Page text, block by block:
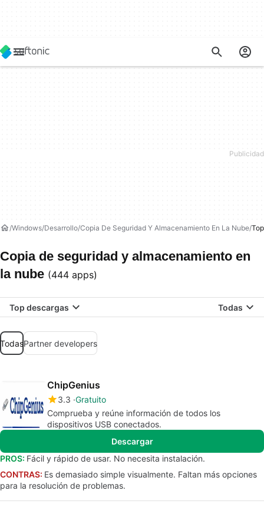
Windows Desarrollo Copia De Seguridad Y Almacenamiento En La Nube
Copia de seguridad y almacenamiento en
la nube (444 apps)
Top descargas Todas
TodasPartner developers
ChipGenius
3.3 Gratuito
Comprueba y reúne información de todos los
dispositivos USB conectados.
Descargar
PROS: Fácil y rápido de usar. No necesita instalación.
CONTRAS: Es demasiado simple visualmente. Faltan más opciones
para la resolución de problemas.